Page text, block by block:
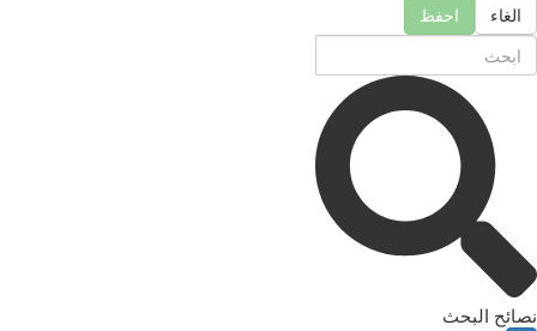
الغاء احفظ
نصائح البحث